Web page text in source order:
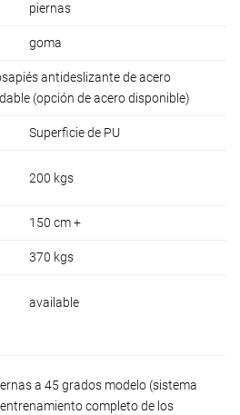
piernas
goma
antideslizante de acero
(opción de acero disponible)
Superficie de PU
200 kgs
150 cm +
370 kgs
available
a 45 grados modelo (sistema
completo de los